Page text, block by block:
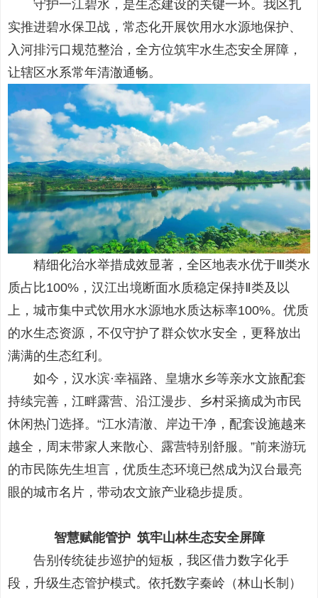
守护一江碧水，是生态建设的关键一环。我区扎
实推进碧水保卫战，常态化开展饮用水水源地保护、
入河排污口规范整治，全方位筑牢水生态安全屏障，
让辖区水系常年清澈通畅。
精细化治水举措成效显著，全区地表水优于Ⅲ类水
质占比100%，汉江出境断面水质稳定保持Ⅱ类及以
上，城市集中式饮用水水源地水质达标率100%。优质
的水生态资源，不仅守护了群众饮水安全，更释放出
满满的生态红利。
如今，汉水滨·幸福路、皇塘水乡等亲水文旅配套
持续完善，江畔露营、沿江漫步、乡村采摘成为市民
休闲热门选择。“江水清澈、岸边干净，配套设施越来
越全，周末带家人来散心、露营特别舒服。”前来游玩
的市民陈先生坦言，优质生态环境已然成为汉台最亮
眼的城市名片，带动农文旅产业稳步提质。
智慧赋能管护 筑牢山林生态安全屏障
告别传统徒步巡护的短板，我区借力数字化手
段，升级生态管护模式。依托数字秦岭（林山长制）